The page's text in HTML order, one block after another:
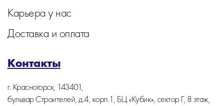
Карьера у нас
Доставка и оплата
Контакты
г. Красногорск, 143401,
бульвар Строителей, д.4, корп.1, БЦ «Кубик», сектор Г, 8 этаж,